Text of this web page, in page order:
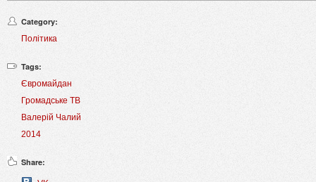
Category:
Політика
Tags:
Євромайдан
Громадське ТВ
Валерій Чалий
2014
Share: